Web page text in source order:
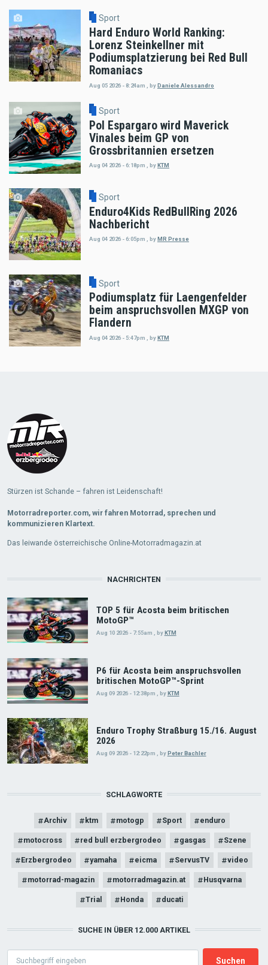
Sport
Hard Enduro World Ranking:
Lorenz Steinkellner mit
Podiumsplatzierung bei Red Bull
Romaniacs
Aug 05 2026 - 8:24am byDaniele Alessandro
Sport
Pol Espargaro wird Maverick
Vinales beim GP von
Grossbritannien ersetzen
Aug 04 2026 - 6:18pm byKTM
Sport
Enduro4Kids RedBullRing 2026
Nachbericht
Aug 04 2026 - 6:05pm byMR Presse
Sport
Podiumsplatz für Laengenfelder
beim anspruchsvollen MXGP von
Flandern
Aug 04 2026 - 5:47pm byKTM
Stürzen ist Schande – fahren ist Leidenschaft!
Motorradreporter.com, wir fahren Motorrad, sprechen und
kommunizieren Klartext.
Das leiwande österreichische Online-Motorradmagazin.at
NACHRICHTEN
TOP 5 für Acosta beim britischen
MotoGP™
Aug 10 2026 - 7:55am byKTM
P6 für Acosta beim anspruchsvollen
britischen MotoGP™-Sprint
Aug 09 2026 - 12:38pm byKTM
Enduro Trophy Straßburg 15./16. August
2026
Aug 09 2026 - 12:22pm , by Peter Bachler
SCHLAGWORTE
Archiv ktm motogp Sport enduro
motocross red bull erzbergrodeo gasgas Szene
Erzbergrodeo yamaha eicma ServusTV video
motorrad-magazin motorradmagazin.at Husqvarna
Trial Honda ducati
SUCHE IN ÜBER 12.000 ARTIKEL